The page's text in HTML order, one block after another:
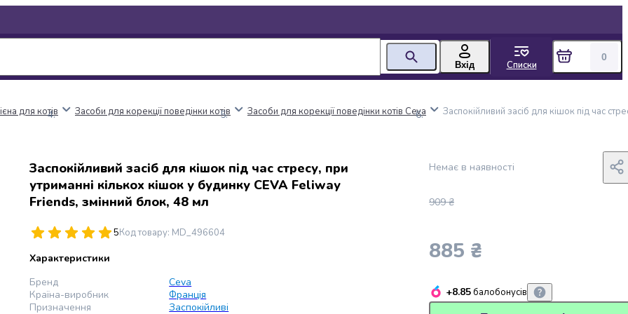
Вхід Списки
0
для котів Засоби для корекції поведінки котів Засоби для корекції поведінки котів Ceva Заспокійливий засіб для кішок під час
Заспокійливий засіб для кішок під час стресу, при
утриманні кількох кішок у будинку CEVA Feliway
Friends, змінний блок, 48 мл
5Код товару: MD_496604
Характеристики
Бренд
Ceva
Країна-виробник
Франція
Призначення
Заспокійливі
Немає в наявності
909 ₴
885 ₴
+8.85балобонусів